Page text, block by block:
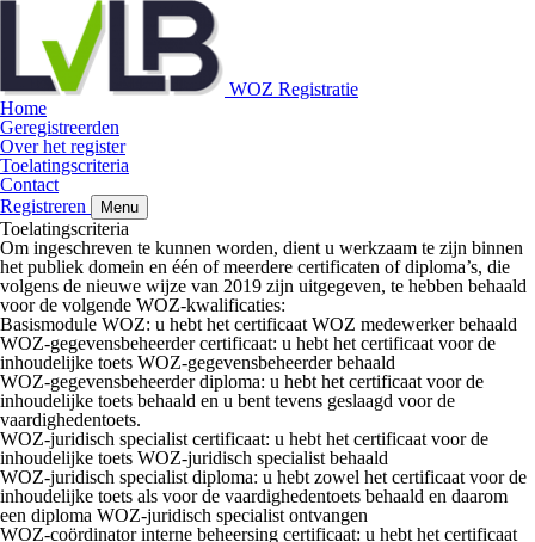
WOZ Registratie
Home
Geregistreerden
Over het register
Toelatingscriteria
Contact
Registreren
Menu
Toelatingscriteria
Om ingeschreven te kunnen worden, dient u werkzaam te zijn binnen
het publiek domein en één of meerdere certificaten of diploma’s, die
volgens de nieuwe wijze van 2019 zijn uitgegeven, te hebben behaald
voor de volgende WOZ-kwalificaties:
Basismodule WOZ: u hebt het certificaat WOZ medewerker behaald
WOZ-gegevensbeheerder certificaat: u hebt het certificaat voor de
inhoudelijke toets WOZ-gegevensbeheerder behaald
WOZ-gegevensbeheerder diploma: u hebt het certificaat voor de
inhoudelijke toets behaald en u bent tevens geslaagd voor de
vaardighedentoets.
WOZ-juridisch specialist certificaat: u hebt het certificaat voor de
inhoudelijke toets WOZ-juridisch specialist behaald
WOZ-juridisch specialist diploma: u hebt zowel het certificaat voor de
inhoudelijke toets als voor de vaardighedentoets behaald en daarom
een diploma WOZ-juridisch specialist ontvangen
WOZ-coördinator interne beheersing certificaat: u hebt het certificaat